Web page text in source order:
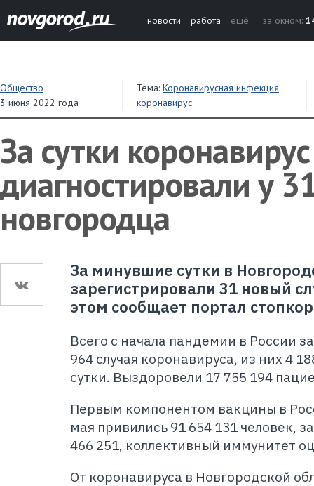
новости работа ещё за окном:
Общество
3 июня 2022 года
Тема: Коронавирусная инфекция
коронавирус
За сутки коронавирус
диагностировали у
новгородца
За минувшие сутки в
зарегистрировали 31 новый
этом сообщает портал
Всего с начала пандемии в России
964 случая коронавируса, из них 4
сутки. Выздоровели 17 755 194
Первым компонентом вакцины в
мая привились 91 654 131 человек,
466 251, коллективный иммунитет
От коронавируса в Новгородской